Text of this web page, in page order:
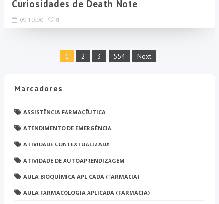
Curiosidades de Death Note
09:19:00 0
1 2 3 554 Next
Marcadores
ASSISTÊNCIA FARMACÊUTICA
ATENDIMENTO DE EMERGÊNCIA
ATIVIDADE CONTEXTUALIZADA
ATIVIDADE DE AUTOAPRENDIZAGEM
AULA BIOQUÍMICA APLICADA (FARMÁCIA)
AULA FARMACOLOGIA APLICADA (FARMÁCIA)